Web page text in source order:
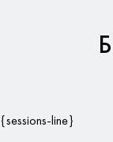
{sessions-line}